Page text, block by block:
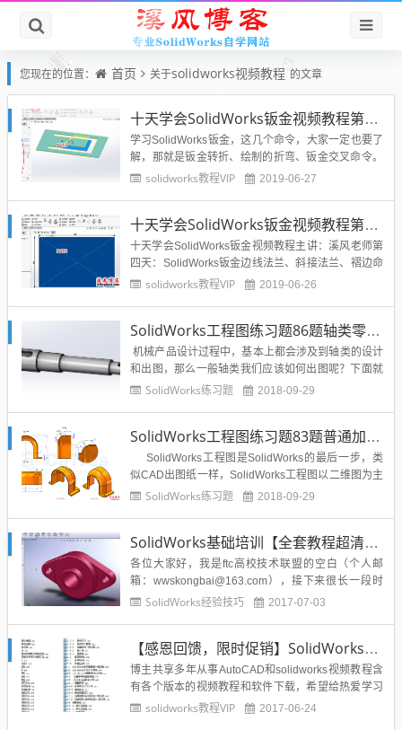
您现在的位置： 首页 关于solidworks视频教程 的文章
十天学会SolidWorks钣金视频教程第五天：SolidWorks钣金转折、绘制的折弯、交叉命令工具的讲解
学习SolidWorks钣金，这几个命令，大家一定也要了
解，那就是钣金转折、绘制的折弯、钣金交叉命令。
一、 钣金转折：SolidWorks钣金模块【转折】属性
solidworks教程VIP 2019-06-27
十天学会SolidWorks钣金视频教程第四天：SolidWorks钣金边线法兰、斜接法兰、褶边命令工具的讲解
十天学会SolidWorks钣金视频教程主讲：溪风老师第
四天：SolidWorks钣金边线法兰、斜接法兰、褶边命
令工具的讲解学习SolidWorks钣金，必会的两个命令
法兰的使用和之间的区别SolidWork...
solidworks教程VIP 2019-06-26
SolidWorks工程图练习题86题轴类零件巩固练习
机械产品设计过程中，基本上都会涉及到轴类的设计
和出图，那么一般轴类我们应该如何出图呢？下面就
以一级减速机里面传动轴作为实例，给大家讲解轴类
注轴类长度尺寸及必要的尺寸公差。2、根据轴的位
置，标注轴的...
SolidWorks练习题 2018-09-29
SolidWorks工程图练习题83题普通加工件局部放大图绘制
SolidWorks工程图是SolidWorks的最后一步，类
似CAD出图纸一样，SolidWorks工程图以二维图为主
展示零部件的尺寸和机构给车间工人进行照图制作，
SolidWorks练习题 2018-09-29
SolidWorks基础培训【全套教程超清，共计20讲】
各位大家好，我是ftc高校技术联盟的空白（个人邮
箱：wwskongbai@163.com），接下来很长一段时
间我会和咱们的博主溪风合作，给大家推荐有关Solid
的，今天我们先来第一期：SolidWorks...
SolidWorks经验技巧 2017-07-03
【感恩回馈，限时促销】SolidWorks2008-20162017优质教程视频教程VIP教程
博主共享多年从事AutoCAD和solidworks视频教程含
有各个版本的视频教程和软件下载，希望给热爱学习
的你有所帮助。SolidWorks2008|2010|2012|2014|2
solidworks教程VIP 2017-06-24